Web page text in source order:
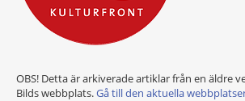
OBS! Detta är arkiverade artiklar från en äldre
Bilds webbplats.Gå till den aktuella